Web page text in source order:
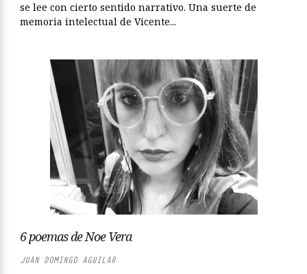
se lee con cierto sentido narrativo. Una suerte de
memoria intelectual de Vicente...
6 poemas de Noe Vera
JUAN DOMINGO AGUILAR